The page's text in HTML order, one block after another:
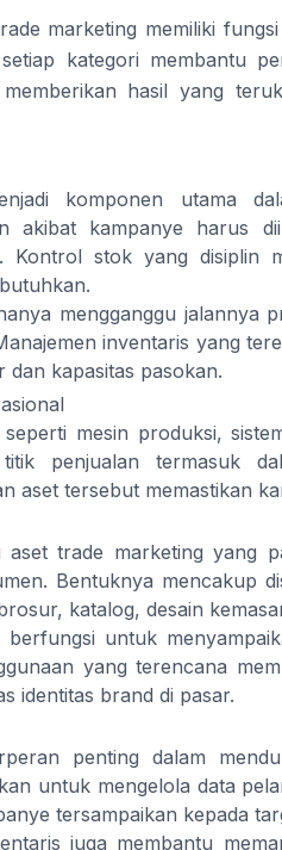
marketing memiliki
kategori membantu
hasil yang
komponen utama
akibat kampanye harus
Kontrol stok yang disiplin
mengganggu jalannya
inventaris yang
kapasitas pasokan.
mesin produksi,
penjualan termasuk
aset tersebut memastikan
aset trade marketing yang
Bentuknya mencakup
katalog, desain
untuk
yang terencana
identitas brand di pasar.
penting dalam
untuk mengelola data
tersampaikan kepada
juga membantu